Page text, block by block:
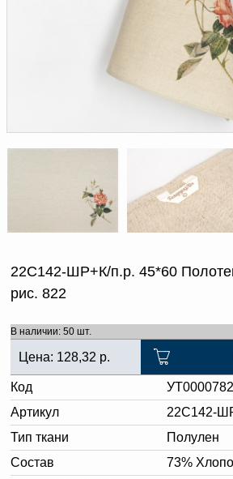
Документы по работе с
персональными данными
Письмо руководителю
22С142-ШР+К/п.р. 45*60
рис. 822
В наличии: 50 шт.
Цена: 128,32 р.
Код
Артикул
22С142-
Тип ткани
Полулен
Состав
73%